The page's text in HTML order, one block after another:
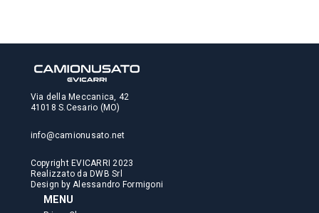
Via della Meccanica, 42
41018 S.Cesario (MO)
info@camionusato.net
Copyright EVICARRI 2023
Realizzato da DWB Srl
Design byAlessandro Formigoni
MENU